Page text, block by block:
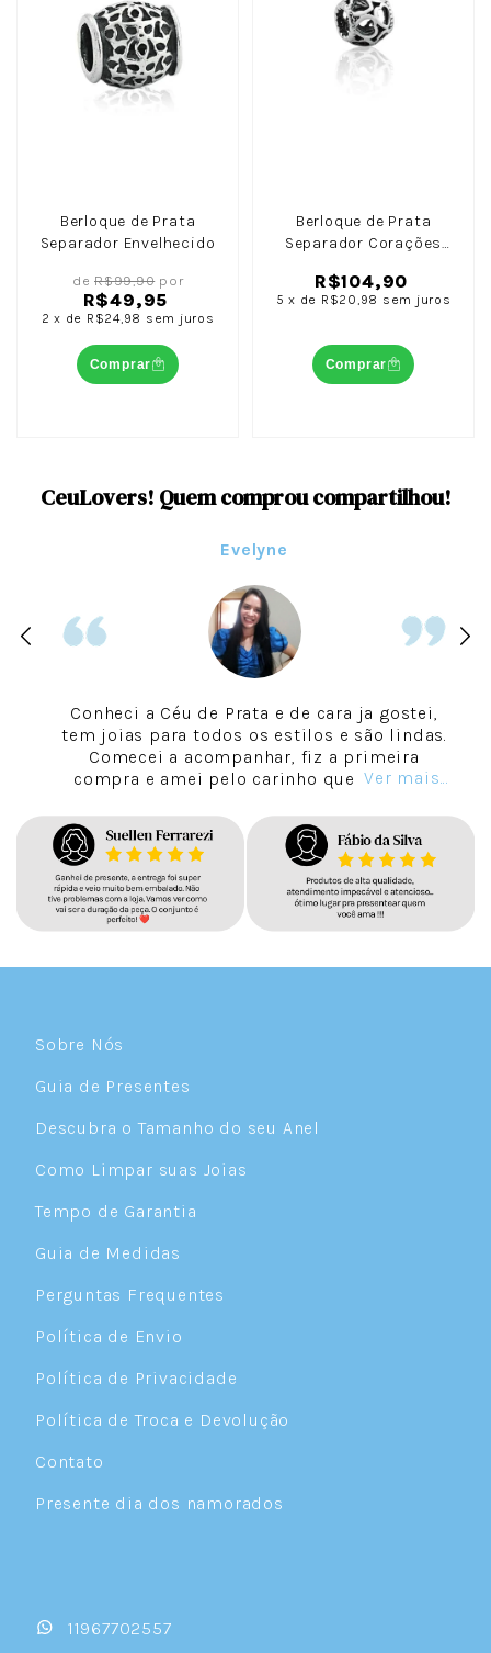
Berloque de Prata
Separador Envelhecido
de R$99,90por
R$49,95
2 x de R$24,98 sem juros
Comprar
Berloque de Prata
Separador Corações
que Transcende o
Tempo
R$104,90
5 x de R$20,98 sem juros
Comprar
CeuLovers! Quem comprou compartilhou!
Evelyne
Conheci a Céu de Prata e de cara ja gostei,
tem joias para todos os estilos e são lindas.
Comecei a acompanhar, fiz a primeira
compra e amei pelo carinho que eles tem
cuidado e capricho em cada pedido, tudo
bem embalado, com um cheirinho incrivel e
a entrega é rápida. Quando chegou meu
primeiro pedido amei, uso sempre as joias
e continuam lindas. Desde então compro
sempre e super recomendo a Céu de Prata.
Ver mais...
Sobre Nós
Guia de Presentes
Descubra o Tamanho do seu Anel
Como Limpar suas Joias
Tempo de Garantia
Guia de Medidas
Perguntas Frequentes
Política de Envio
Política de Privacidade
Política de Troca e Devolução
Contato
Presente dia dos namorados
11967702557